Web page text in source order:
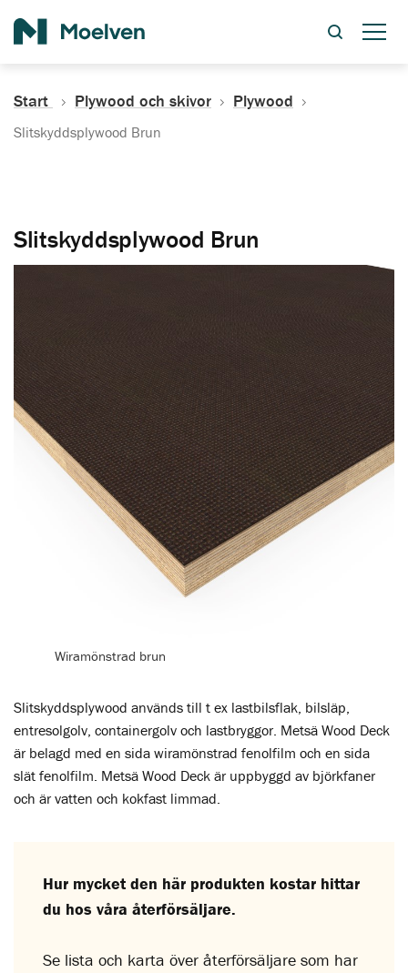
Start Plywood och skivor Plywood
Slitskyddsplywood Brun
Slitskyddsplywood används till t ex lastbilsflak, bilsläp,
entresolgolv, containergolv och lastbryggor. Metsä Wood Deck
är belagd med en sida wiramönstrad fenolfilm och en sida
slät fenolfilm. Metsä Wood Deck är uppbyggd av björkfaner
och är vatten och kokfast limmad.
Hur mycket den här produkten kostar hittar
du hos våra återförsäljare.
Se lista och karta över återförsäljare som har
Slitskyddsplywood Brun
Wiramönstrad brun